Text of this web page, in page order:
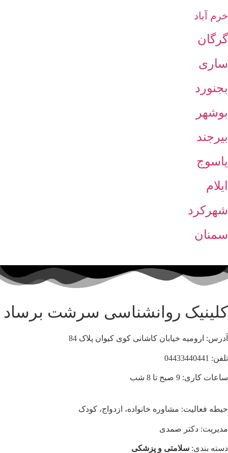
خرم آباد
گرگان
ساری
بجنورد
بوشهر
بیرجند
یاسوج
ایلام
شهرکرد
سمنان
کلینیک روانشناسی سرشت برساد
آدرس: ارومیه خیابان کاشانی کوی کیوان پلاک 84
تلفن: 04433440441
ساعات کاری: 9 صبح تا 8 شب
حیطه فعالیت: مشاوره خانواده، ازدواج، کودک
مدیریت: دکتر صمدی
دسته بندی: سلامتی و پزشکی